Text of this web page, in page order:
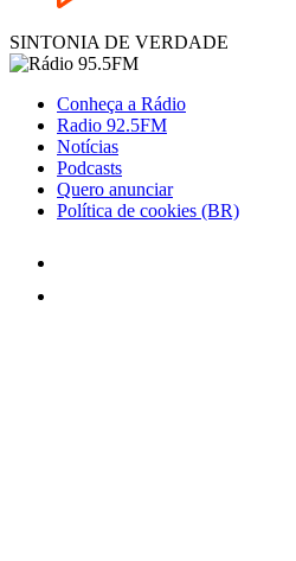
SINTONIA DE VERDADE
Conheça a Rádio
Radio 92.5FM
Notícias
Podcasts
Quero anunciar
Política de cookies (BR)